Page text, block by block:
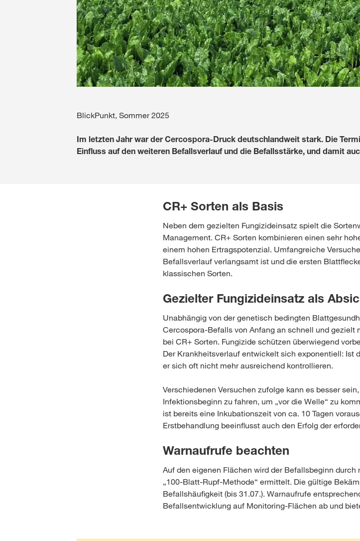
BlickPunkt, Sommer 2025
Im letzten Jahr war der Cercospora-Druck deutschlandweit stark. Die
Einfluss auf den weiteren Befallsverlauf und die Befallsstärke, und damit
CR+ Sorten als Basis
Neben dem gezielten Fungizideinsatz spielt die
Management. CR+ Sorten kombinieren einen sehr
einem hohen Ertragspotenzial. Umfangreiche
Befallsverlauf verlangsamt ist und die ersten
klassischen Sorten.
Gezielter Fungizideinsatz als
Unabhängig von der genetisch bedingten
Cercospora-Befalls von Anfang an schnell und gezielt
bei CR+ Sorten. Fungizide schützen überwiegend
Der Krankheitsverlauf entwickelt sich exponentiell: Ist
er sich oft nicht mehr ausreichend kontrollieren.
Verschiedenen Versuchen zufolge kann es besser
Infektionsbeginn zu fahren, um „vor die Welle“ zu
ist bereits eine Inkubationszeit von ca. 10 Tagen
Erstbehandlung beeinflusst auch den Erfolg der
Warnaufrufe beachten
Auf den eigenen Flächen wird der Befallsbeginn
„100-Blatt-Rupf-Methode“ ermittelt. Die gültige
Befallshäufigkeit (bis 31.07.). Warnaufrufe
Befallsentwicklung auf Monitoring-Flächen ab und